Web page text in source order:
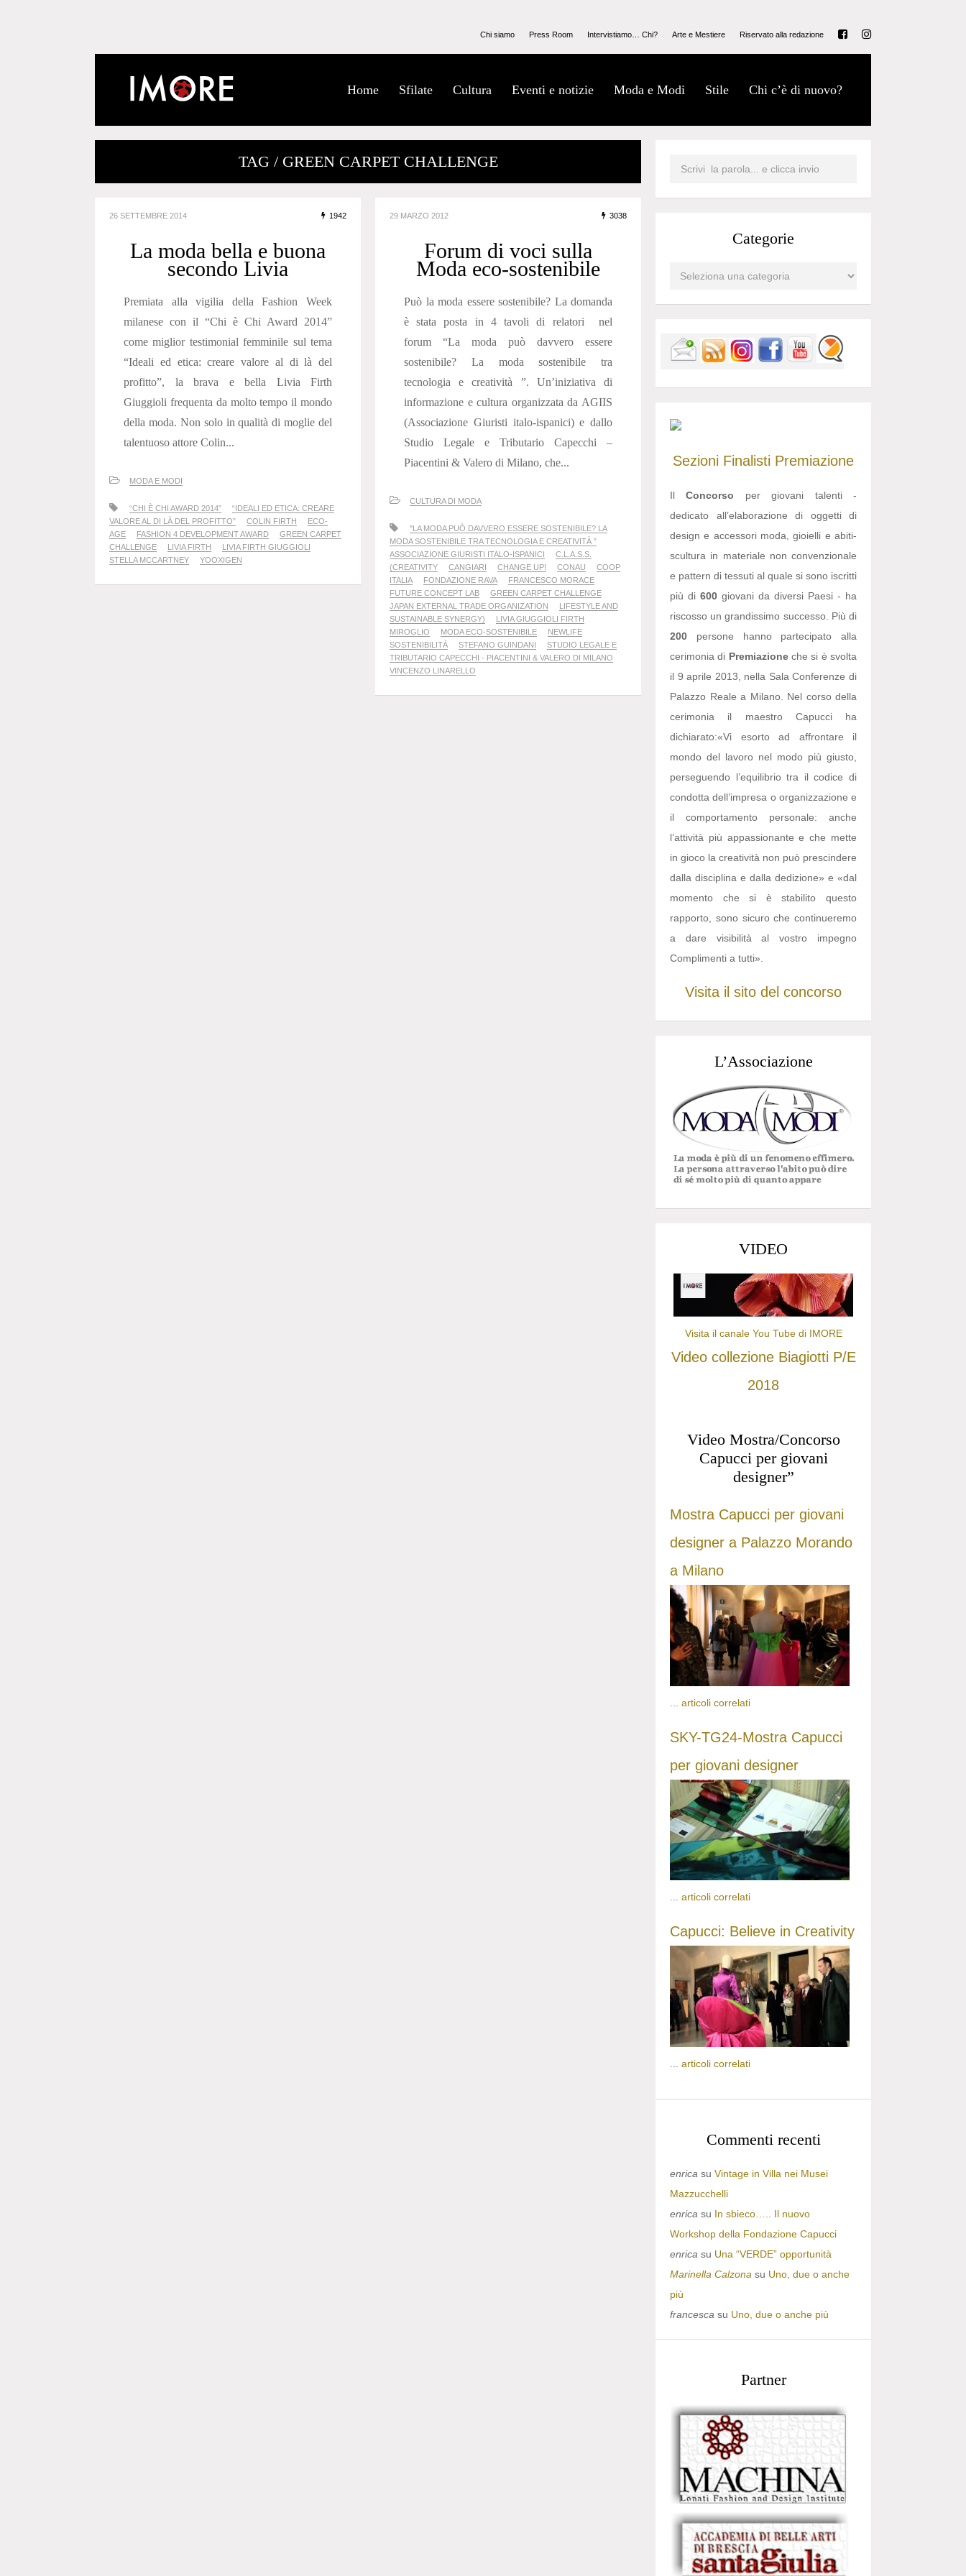
Chi siamo Press Room Intervistiamo… Chi? Arte e Mestiere Riservato alla redazione
Home Sfilate Cultura Eventi e notizie Moda e Modi Stile Chi c’è di nuovo?
TAG / GREEN CARPET CHALLENGE
26 SETTEMBRE 2014 1942
La moda bella e buona
secondo Livia
Premiata alla vigilia della Fashion Week
milanese con il “Chi è Chi Award 2014”
come miglior testimonial femminile sul tema
“Ideali ed etica: creare valore al di là del
profitto”, la brava e bella Livia Firth
Giuggioli frequenta da molto tempo il mondo
della moda. Non solo in qualità di moglie del
talentuoso attore Colin...
MODA E MODI
“CHI È CHI AWARD 2014”
“IDEALI ED ETICA: CREARE
VALORE AL DI LÀ DEL PROFITTO”
COLIN FIRTH
ECO-
AGE
FASHION 4 DEVELOPMENT AWARD
GREEN CARPET
CHALLENGE
LIVIA FIRTH
LIVIA FIRTH GIUGGIOLI
STELLA MCCARTNEY
YOOXIGEN
29 MARZO 2012 3038
Forum di voci sulla
Moda eco-sostenibile
Può la moda essere sostenibile? La domanda
è stata posta in 4 tavoli di relatori nel
forum “La moda può davvero essere
sostenibile? La moda sostenibile tra
tecnologia e creatività ”. Un’iniziativa di
informazione e cultura organizzata da AGIIS
(Associazione Giuristi italo-ispanici) e dallo
Studio Legale e Tributario Capecchi –
Piacentini & Valero di Milano, che...
CULTURA DI MODA
"LA MODA PUÒ DAVVERO ESSERE SOSTENIBILE? LA
MODA SOSTENIBILE TRA TECNOLOGIA E CREATIVITÀ ”
ASSOCIAZIONE GIURISTI ITALO-ISPANICI
C.L.A.S.S.
(CREATIVITY
CANGIARI CHANGE UP! CONAU
COOP
ITALIA
FONDAZIONE RAVA
FRANCESCO MORACE
FUTURE CONCEPT LAB
GREEN CARPET CHALLENGE
JAPAN EXTERNAL TRADE ORGANIZATION
LIFESTYLE AND
SUSTAINABLE SYNERGY)
LIVIA GIUGGIOLI FIRTH
MIROGLIO
MODA ECO-SOSTENIBILE
NEWLIFE
SOSTENIBILITÀ
STEFANO GUINDANI
STUDIO LEGALE E
TRIBUTARIO CAPECCHI - PIACENTINI & VALERO DI MILANO
VINCENZO LINARELLO
Categorie
Sezioni Finalisti Premiazione
IlConcorso per giovani talenti -
dedicato all’elaborazione di oggetti di
design e accessori moda, gioielli e abiti-
scultura in materiale non convenzionale
e pattern di tessuti al quale si sono iscritti
più di 600 giovani da diversi Paesi - ha
riscosso un grandissimo successo. Più di
200 persone hanno partecipato alla
cerimonia di Premiazioneche si è svolta
il 9 aprile 2013, nella Sala Conferenze di
Palazzo Reale a Milano. Nel corso della
cerimonia il maestro Capucci ha
dichiarato:«Vi esorto ad affrontare il
mondo del lavoro nel modo più giusto,
perseguendo l’equilibrio tra il codice di
condotta dell’impresa o organizzazione e
il comportamento personale: anche
l’attività più appassionante e che mette
in gioco la creatività non può prescindere
dalla disciplina e dalla dedizione» e «dal
momento che si è stabilito questo
rapporto, sono sicuro che continueremo
a dare visibilità al vostro impegno
Complimenti a tutti».
Visita il sito del concorso
L’Associazione
VIDEO
Visita il canale You Tube di IMORE
Video collezione Biagiotti P/E
2018
Video Mostra/Concorso
Capucci per giovani
designer”
Mostra Capucci per giovani
designer a Palazzo Morando
a Milano
articoli correlati
SKY-TG24-Mostra Capucci
per giovani designer
... articoli correlati
Capucci: Believe in Creativity
articoli correlati
Commenti recenti
enrica su Vintage in Villa nei Musei
Mazzucchelli
enrica su In sbieco….. Il nuovo
Workshop della Fondazione Capucci
enrica su Una “VERDE” opportunità
Marinella Calzona su Uno, due o anche
più
francesca su Uno, due o anche più
Partner